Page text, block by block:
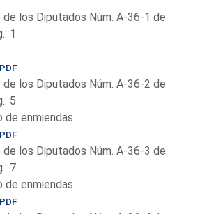
de los Diputados Núm. A-36-1 de
1
PDF
de los Diputados Núm. A-36-2 de
5
de enmiendas
PDF
de los Diputados Núm. A-36-3 de
7
de enmiendas
PDF